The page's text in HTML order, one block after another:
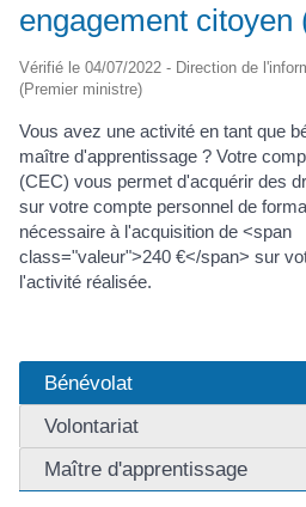
engagement citoyen
Vérifié le 04/07/2022 - Direction de
(Premier ministre)
Vous avez une activité en tant que
maître d'apprentissage ? Votre
(CEC) vous permet d'acquérir des
sur votre compte personnel de
nécessaire à l'acquisition de <span
class="valeur">240 €</span> sur
l'activité réalisée.
Bénévolat
Volontariat
Maître d'apprentissage